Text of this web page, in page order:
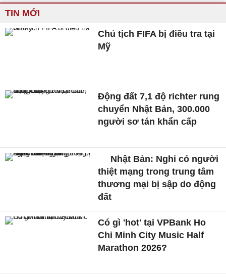
TIN MỚI
Chủ tịch FIFA bị điều tra tại
Mỹ
Động đất 7,1 độ richter rung
chuyển Nhật Bản, 300.000
người sơ tán khẩn cấp
Nhật Bản: Nghi có người
thiệt mạng trong trung tâm
thương mại bị sập do động
đất
Có gì 'hot' tại VPBank Ho
Chi Minh City Music Half
Marathon 2026?